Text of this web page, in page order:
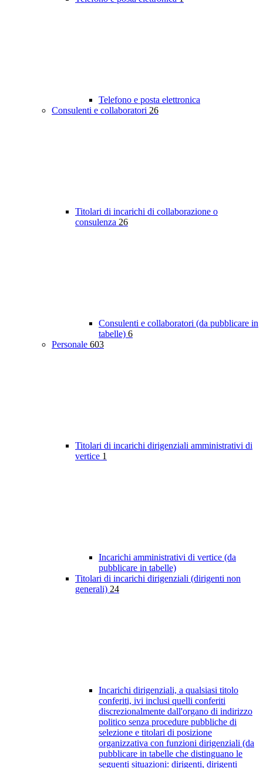
Telefono e posta elettronica
Consulenti e collaboratori 26
Titolari di incarichi di collaborazione o
consulenza 26
Consulenti e collaboratori (da pubblicare in
tabelle) 6
Personale 603
Titolari di incarichi dirigenziali amministrativi di
vertice 1
Incarichi amministrativi di vertice (da
pubblicare in tabelle)
Titolari di incarichi dirigenziali (dirigenti non
generali) 24
Incarichi dirigenziali, a qualsiasi titolo
conferiti, ivi inclusi quelli conferiti
discrezionalmente dall'organo di indirizzo
politico senza procedure pubbliche di
selezione e titolari di posizione
organizzativa con funzioni dirigenziali (da
pubblicare in tabelle che distinguano le
seguenti situazioni: dirigenti, dirigenti